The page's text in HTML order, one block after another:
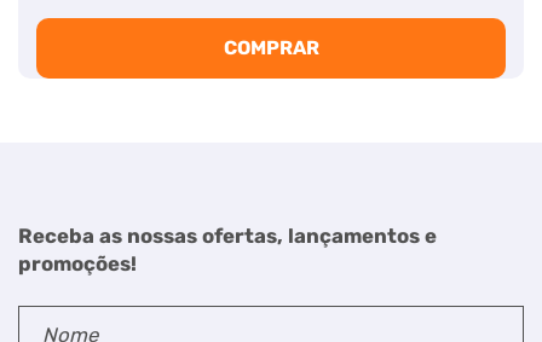
COMPRAR
Receba as nossas ofertas, lançamentos e
promoções!